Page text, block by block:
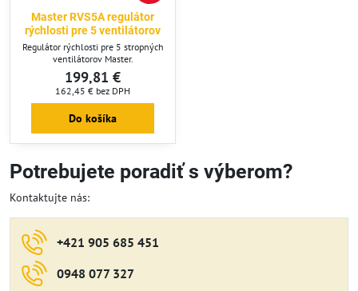
Master RVS5A regulátor
rýchlosti pre 5 ventilátorov
Regulátor rýchlosti pre 5 stropných
ventilátorov Master.
199,81 €
162,45 € bez DPH
Do košíka
Potrebujete poradiť s výberom?
Kontaktujte nás:
+421 905 685 451
0948 077 327